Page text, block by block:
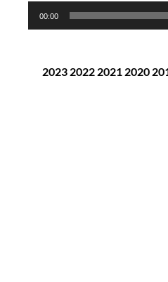
00:00
2020
2021
2022
2023